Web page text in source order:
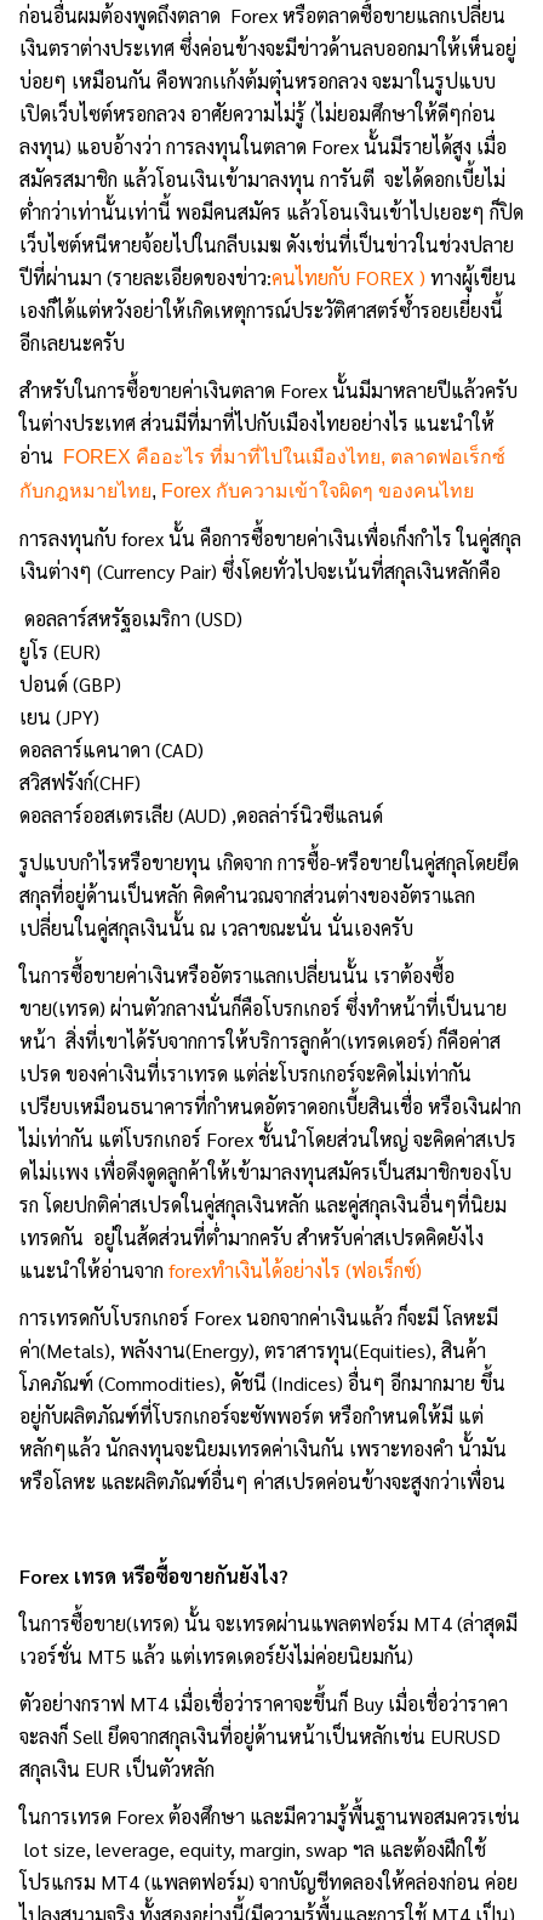
ก่อนอื่นผมต้องพูดถึงตลาด Forex หรือตลาดซื้อขายแลกเปลี่ยน
เงินตราต่างประเทศ ซึ่งค่อนข้างจะมีข่าวด้านลบออกมาให้เห็นอยู่
บ่อยๆ เหมือนกัน คือพวกเเก้งต้มตุ๋นหรอกลวง จะมาในรูปแบบ
เปิดเว็บไซต์หรอกลวง อาศัยความไม่รู้ (ไม่ยอมศึกษาให้ดีๆก่อน
ลงทุน) แอบอ้างว่า การลงทุนในตลาด Forex นั้นมีรายได้สูง เมื่อ
สมัครสมาชิก แล้วโอนเงินเข้ามาลงทุน การันตี จะได้ดอกเบี้ยไม่
ต่ำกว่าเท่านั้นเท่านี้ พอมีคนสมัคร แล้วโอนเงินเข้าไปเยอะๆ ก็ปิด
เว็บไซต์หนีหายจ้อยไปในกลีบเมฆ ดังเช่นที่เป็นข่าวในช่วงปลาย
ปีที่ผ่านมา (รายละเอียดของข่าว:คนไทยกับ FOREX ) ทางผู้เขียน
เองก็ได้แต่หวังอย่าให้เกิดเหตุการณ์ประวัติศาสตร์ซ้ำรอยเยี่ยงนี้
อีกเลยนะครับ
สำหรับในการซื้อขายค่าเงินตลาด Forex นั้นมีมาหลายปีแล้วครับ
ในต่างประเทศ ส่วนมีที่มาที่ไปกับเมืองไทยอย่างไร แนะนำให้
อ่าน
FOREX คืออะไร ที่มาที่ไปในเมืองไทย, ตลาดฟอเร็กซ์
กับกฎหมายไทย, Forex กับความเข้าใจผิดๆ ของคนไทย
การลงทุนกับ forex นั้น คือการซื้อขายค่าเงินเพื่อเก็งกำไร ในคู่สกุล
เงินต่างๆ (Currency Pair) ซึ่งโดยทั่วไปจะเน้นที่สกุลเงินหลักคือ
ดอลลาร์สหรัฐอเมริกา (USD)
ยูโร (EUR)
ปอนด์ (GBP)
เยน (JPY)
ดอลลาร์แคนาดา (CAD)
สวิสฟรังก์(CHF)
ดอลลาร์ออสเตรเลีย (AUD) ,ดอลล่าร์นิวซีแลนด์
รูปแบบกำไรหรือขายทุน เกิดจาก การซื้อ-หรือขายในคู่สกุลโดยยึด
สกุลที่อยู่ด้านเป็นหลัก คิดคำนวณจากส่วนต่างของอัตราแลก
เปลี่ยนในคู่สกุลเงินนั้น ณ เวลาขณะนั่น นั่นเองครับ
ในการซื้อขายค่าเงินหรืออัตราแลกเปลี่ยนนั้น เราต้องซื้อ
ขาย(เทรด) ผ่านตัวกลางนั่นก็คือโบรกเกอร์ ซึ่งทำหน้าที่เป็นนาย
หน้า สิ่งที่เขาได้รับจากการให้บริการลูกค้า(เทรดเดอร์) ก็คือค่าส
เปรด ของค่าเงินที่เราเทรด แต่ล่ะโบรกเกอร์จะคิดไม่เท่ากัน
เปรียบเหมือนธนาคารที่กำหนดอัตราดอกเบี้ยสินเชื่อ หรือเงินฝาก
ไม่เท่ากัน แต่โบรกเกอร์ Forex ชั้นนำโดยส่วนใหญ่ จะคิดค่าสเปร
ดไม่เเพง เพื่อดึงดูดลูกค้าให้เข้ามาลงทุนสมัครเป็นสมาชิกของโบ
รก โดยปกติค่าสเปรดในคู่สกุลเงินหลัก และคู่สกุลเงินอื่นๆที่นิยม
เทรดกัน อยู่ในส้ดส่วนที่ต่ำมากครับ สำหรับค่าสเปรดคิดยังไง
แนะนำให้อ่านจาก forexทำเงินได้อย่างไร (ฟอเร็กซ์)
การเทรดกับโบรกเกอร์ Forex นอกจากค่าเงินแล้ว ก็จะมี โลหะมี
ค่า(Metals), พลังงาน(Energy), ตราสารทุน(Equities), สินค้า
โภคภัณฑ์ (Commodities), ดัชนี (Indices) อื่นๆ อีกมากมาย ขึ้น
อยู่กับผลิตภัณฑ์ที่โบรกเกอร์จะซัพพอร์ต หรือกำหนดให้มี แต่
หลักๆแล้ว นักลงทุนจะนิยมเทรดค่าเงินกัน เพราะทองคำ นั้ามัน
หรือโลหะ และผลิตภัณฑ์อื่นๆ ค่าสเปรดค่อนข้างจะสูงกว่าเพื่อน
Forex เทรด หรือซื้อขายกันยังไง?
ในการซื้อขาย(เทรด) นั้น จะเทรดผ่านแพลตฟอร์ม MT4 (ล่าสุดมี
เวอร์ชั่น MT5 แล้ว แต่เทรดเดอร์ยังไม่ค่อยนิยมกัน)
ตัวอย่างกราฟ MT4 เมื่อเชื่อว่าราคาจะขึ้นก็ Buy เมื่อเชื่อว่าราคา
จะลงก็ Sell ยึดจากสกุลเงินที่อยู่ด้านหน้าเป็นหลักเช่น EURUSD
สกุลเงิน EUR เป็นตัวหลัก
ในการเทรด Forex ต้องศึกษา และมีความรู้พื้นฐานพอสมควรเช่น
lot size, leverage, equity, margin, swap ฯล และต้องฝึกใช้
โปรแกรม MT4 (แพลตฟอร์ม) จากบัญชีทดลองให้คล่องก่อน ค่อย
ไปลงสนามจริง ทั้งสองอย่างนี้(มีความรู้พื้นและการใช้ MT4 เป็น)